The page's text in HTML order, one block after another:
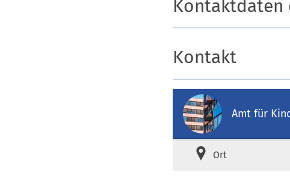
Kontaktdaten
Kontakt
Amt für
Ort